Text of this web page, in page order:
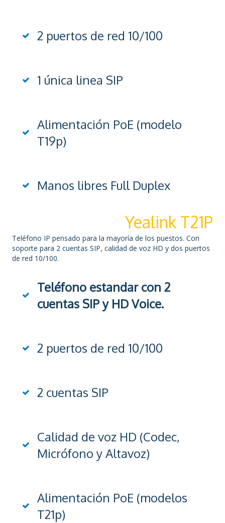
2 puertos de red 10/100
1 única linea SIP
Alimentación PoE (modelo
T19p)
Manos libres Full Duplex
Yealink T21P
Teléfono IP pensado para la mayoría de los puestos. Con
soporte para 2 cuentas SIP, calidad de voz HD y dos puertos
de red 10/100.
Teléfono estandar con 2
cuentas SIP y HD Voice.
2 puertos de red 10/100
2 cuentas SIP
Calidad de voz HD (Codec,
Micrófono y Altavoz)
Alimentación PoE (modelos
T21p)